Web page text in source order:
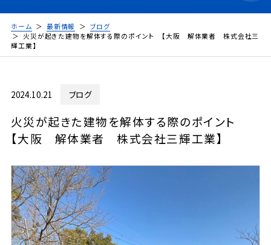
ホーム 最新情報
ブログ
火災が起きた建物を解体する際のポイント 【大阪 解体業者 株式会社三
輝工業】
2024.10.21 ブログ
火災が起きた建物を解体する際のポイント
【大阪 解体業者 株式会社三輝工業】